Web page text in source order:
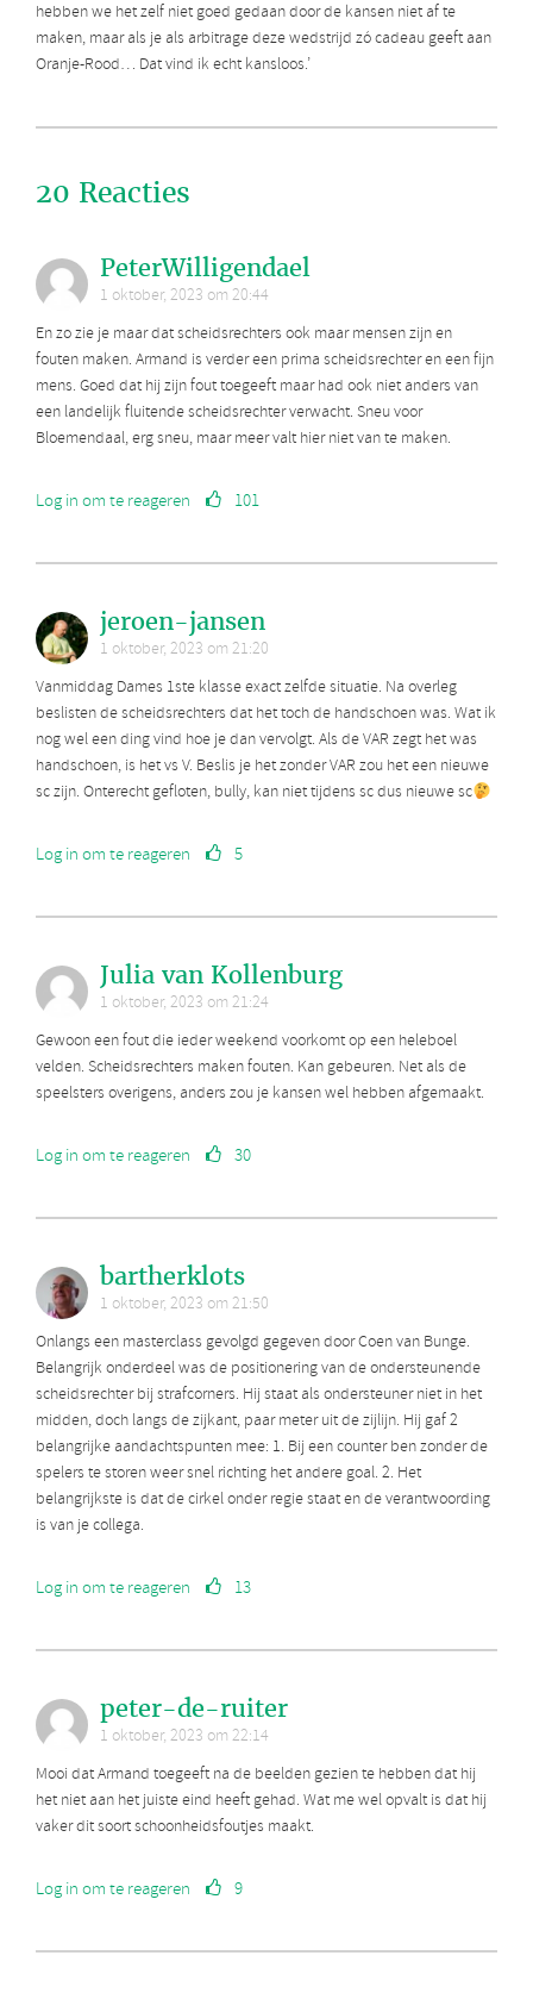
hebben we het zelf niet goed gedaan door de kansen niet af te
maken, maar als je als arbitrage deze wedstrijd zó cadeau geeft aan
Oranje-Rood… Dat vind ik echt kansloos.’
20 Reacties
PeterWilligendael
1 oktober, 2023 om 20:44
En zo zie je maar dat scheidsrechters ook maar mensen zijn en
fouten maken. Armand is verder een prima scheidsrechter en een fijn
mens. Goed dat hij zijn fout toegeeft maar had ook niet anders van
een landelijk fluitende scheidsrechter verwacht. Sneu voor
Bloemendaal, erg sneu, maar meer valt hier niet van te maken.
Log in om te reageren 101
jeroen-jansen
1 oktober, 2023 om 21:20
Vanmiddag Dames 1ste klasse exact zelfde situatie. Na overleg
beslisten de scheidsrechters dat het toch de handschoen was. Wat ik
nog wel een ding vind hoe je dan vervolgt. Als de VAR zegt het was
handschoen, is het vs V. Beslis je het zonder VAR zou het een nieuwe
sc zijn. Onterecht gefloten, bully, kan niet tijdens sc dus nieuwe sc
Log in om te reageren 5
Julia van Kollenburg
1 oktober, 2023 om 21:24
Gewoon een fout die ieder weekend voorkomt op een heleboel
velden. Scheidsrechters maken fouten. Kan gebeuren. Net als de
speelsters overigens, anders zou je kansen wel hebben afgemaakt.
Log in om te reageren 30
bartherklots
1 oktober, 2023 om 21:50
Onlangs een masterclass gevolgd gegeven door Coen van Bunge.
Belangrijk onderdeel was de positionering van de ondersteunende
scheidsrechter bij strafcorners. Hij staat als ondersteuner niet in het
midden, doch langs de zijkant, paar meter uit de zijlijn. Hij gaf 2
belangrijke aandachtspunten mee: 1. Bij een counter ben zonder de
spelers te storen weer snel richting het andere goal. 2. Het
belangrijkste is dat de cirkel onder regie staat en de verantwoording
is van je collega.
Log in om te reageren 13
peter-de-ruiter
1 oktober, 2023 om 22:14
Mooi dat Armand toegeeft na de beelden gezien te hebben dat hij
het niet aan het juiste eind heeft gehad. Wat me wel opvalt is dat hij
vaker dit soort schoonheidsfoutjes maakt.
Log in om te reageren 9